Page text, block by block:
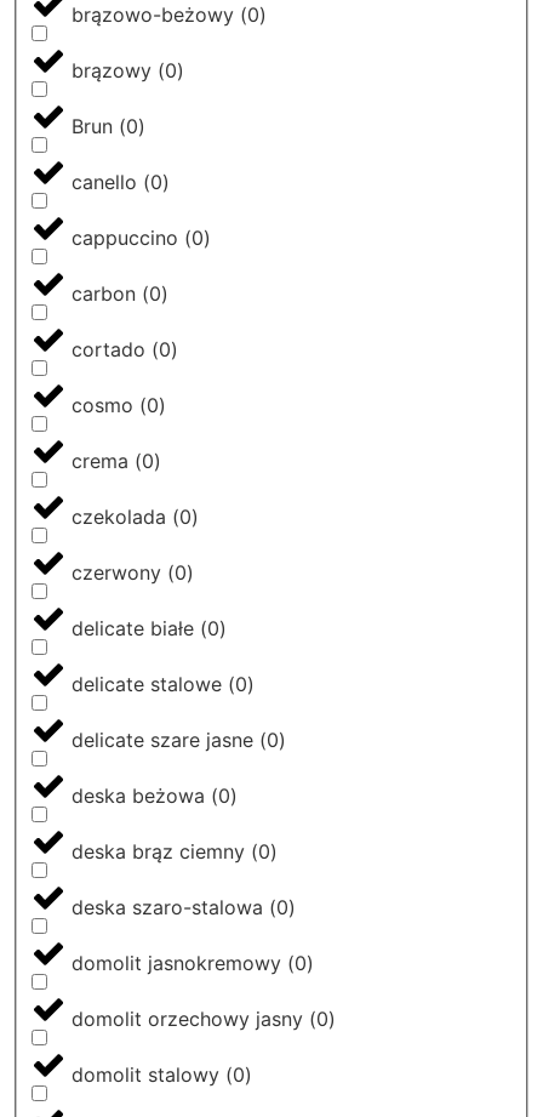
brązowo-beżowy (0)
brązowy (0)
Brun (0)
canello (0)
cappuccino (0)
carbon (0)
cortado (0)
cosmo (0)
crema (0)
czekolada (0)
czerwony (0)
delicate białe (0)
delicate stalowe (0)
delicate szare jasne (0)
deska beżowa (0)
deska brąz ciemny (0)
deska szaro-stalowa (0)
domolit jasnokremowy (0)
domolit orzechowy jasny (0)
domolit stalowy (0)